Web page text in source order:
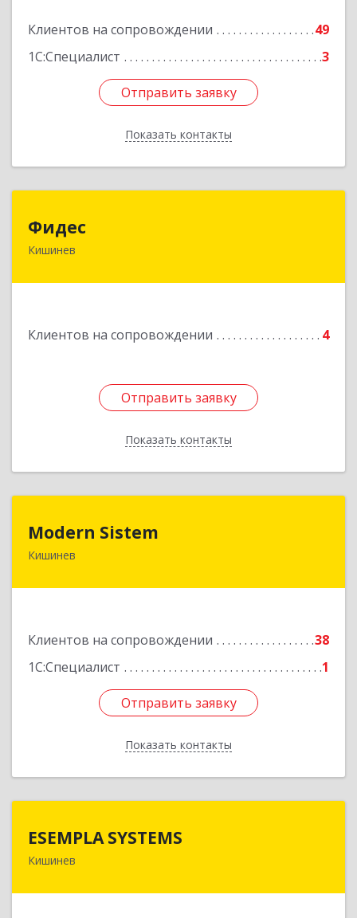
Клиентов на сопровождении
49
1С:Специалист
3
Отправить заявку
Показать контакты
Отправить заявку
Назад
Фидес
Кишинев
Клиентов на сопровождении 4
Отправить заявку
Показать контакты
МОЛДОВА, РЕСПУБЛИКА , MD-2008, г.Кишинев,
Отправить заявку
Назад
Modern Sistem
Кишинев
Клиентов на сопровождении
38
1С:Специалист
1
Отправить заявку
Показать контакты
МОЛДОВА, РЕСПУБЛИКА , MD-2004, г. Кишинев,
Подробнее
Отправить заявку
Назад
ESEMPLA SYSTEMS
Кишинев
Молдова, г.Кишинев, ул. Колумна 170, МД-2004